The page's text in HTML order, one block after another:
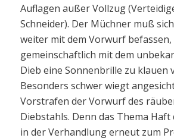
Auflagen außer Vollzug
Schneider). Der Müchner muß
weiter mit dem Vorwurf befassen,
gemeinschaftlich mit dem
Dieb eine Sonnenbrille zu klauen
Besonders schwer wiegt
Vorstrafen der Vorwurf des
Diebstahls. Denn das Thema
in der Verhandlung erneut zum